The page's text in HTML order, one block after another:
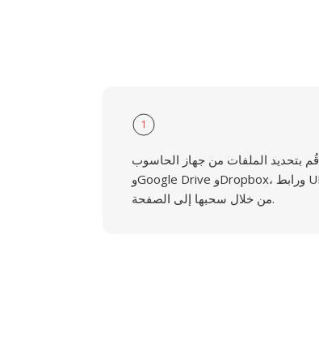
1
قُم بتحديد الملفات من جهاز الحاسوب
وGoogle Drive وDropbox، ورابط URL أو
من خلال سحبها إلى الصفحة.